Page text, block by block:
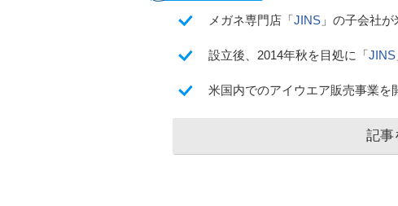
メガネ専門店「JINS 」の子会社
設立後、2014年秋を目処に「JINS
米国内でのアイウエア販売事業を
記事